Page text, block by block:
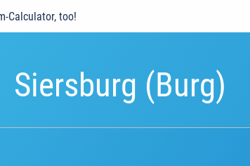
Calculator, too!
Siersburg (Burg)